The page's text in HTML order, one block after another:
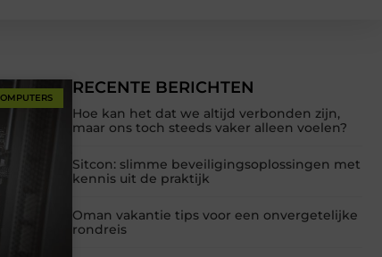
RECENTE BERICHTEN
Hoe kan het dat we altijd verbonden zijn,
maar ons toch steeds vaker alleen voelen?
Sitcon: slimme beveiligingsoplossingen met
kennis uit de praktijk
Oman vakantie tips voor een onvergetelijke
rondreis